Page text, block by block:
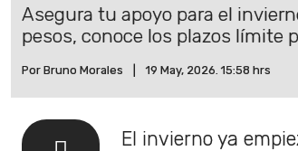
Asegura tu apoyo para el
pesos, conoce los plazos límite
Por Bruno Morales 19 May, 2026. 15:58 hrs
El invierno ya